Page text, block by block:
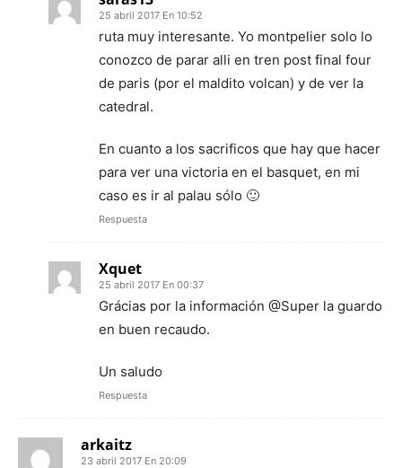
25 abril 2017 En 10:52
ruta muy interesante. Yo montpelier solo lo
conozco de parar alli en tren post final four
de paris (por el maldito volcan) y de ver la
catedral.
En cuanto a los sacrificos que hay que hacer
para ver una victoria en el basquet, en mi
caso es ir al palau sólo 🙂
Respuesta
Xquet
25 abril 2017 En 00:37
Grácias por la información @Super la guardo
en buen recaudo.
Un saludo
Respuesta
arkaitz
23 abril 2017 En 20:09